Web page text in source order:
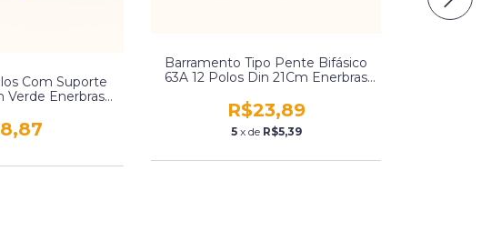
Com Suporte
Verde Enerbras
Barramento Tipo Pente Bifásico
63A 12 Polos Din 21Cm Enerbras
R$23,89
5 x de R$5,39